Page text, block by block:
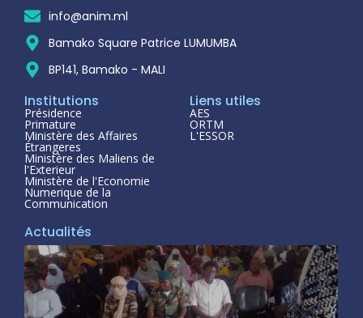
info@anim.ml
Bamako Square Patrice LUMUMBA
BP141, Bamako - MALI
Institutions
Présidence
Primature
Ministère des Affaires
Étrangeres
Ministère des Maliens de
l'Exterieur
Ministère de l'Economie
Numerique de la
Communication
Liens utiles
AES
ORTM
L'ESSOR
Actualités